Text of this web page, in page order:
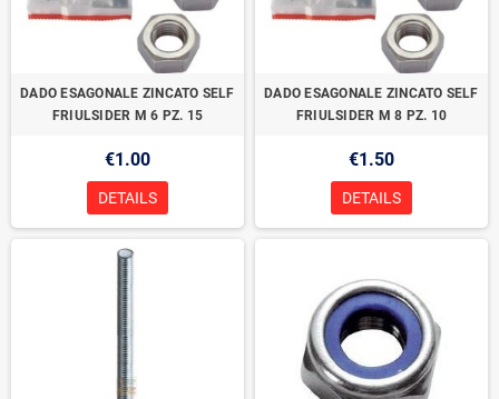
DADO ESAGONALE ZINCATO SELF
FRIULSIDER M 6 PZ. 15
€1.00
DETAILS
DADO ESAGONALE ZINCATO SELF
FRIULSIDER M 8 PZ. 10
€1.50
DETAILS